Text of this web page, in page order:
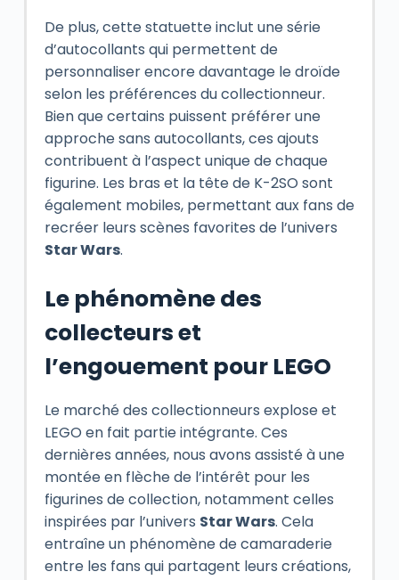
De plus, cette statuette inclut une série
d’autocollants qui permettent de
personnaliser encore davantage le droïde
selon les préférences du collectionneur.
Bien que certains puissent préférer une
approche sans autocollants, ces ajouts
contribuent à l’aspect unique de chaque
figurine. Les bras et la tête de K-2SO sont
également mobiles, permettant aux fans de
recréer leurs scènes favorites de l’univers
Star Wars.
Le phénomène des
collecteurs et
l’engouement pour LEGO
Le marché des collectionneurs explose et
LEGO en fait partie intégrante. Ces
dernières années, nous avons assisté à une
montée en flèche de l’intérêt pour les
figurines de collection, notamment celles
inspirées par l’univers Star Wars. Cela
entraîne un phénomène de camaraderie
entre les fans qui partagent leurs créations,